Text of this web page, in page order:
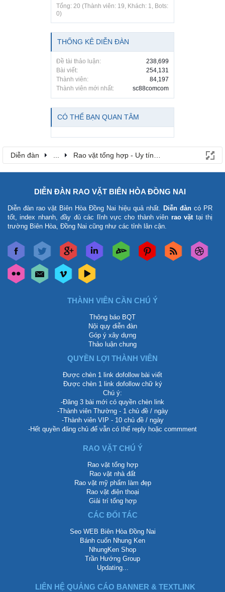
Tổng: 20 (Thành viên: 19, Khách: 1, Bots:
0)
THỐNG KÊ DIỄN ĐÀN
Đề tài thảo luận:
238,699
Bài viết:
254,131
Thành viên:
84,197
Thành viên mới nhất:
sc88comcom
CÓ THỂ BẠN QUAN TÂM
Diễn đàn Rao vặt tổng hợp - Uy tín - Miễn phí
DIỄN ĐÀN RAO VẶT BIÊN HÒA ĐỒNG NAI
Diễn đàn rao vặt Biên Hòa Đồng Nai hiệu quả nhất. Diễn đàn có PR
tốt, index nhanh, đầy đủ các lĩnh vực cho thành viên rao vặt tại thị
trường Biên Hòa, Đồng Nai cũng như các tỉnh lân cận.
THÀNH VIÊN CẦN CHÚ Ý
Thông báo BQT
Nội quy diễn đàn
Góp ý xây dựng
Thảo luận chung
QUYỀN LỢI THÀNH VIÊN
Được chèn 1 link dofollow bài viết
Được chèn 1 link dofollow chữ ký
Chú ý:
-Đăng 3 bài mới có quyền chèn link
-Thành viên Thường - 1 chủ đề / ngày
-Thành viên VIP - 10 chủ đề / ngày
-Hết quyền đăng chủ để vẫn có thể reply hoặc commment
RAO VẶT CHÚ Ý
Rao vặt tổng hợp
Rao vặt nhà đất
Rao vặt mỹ phẩm làm đẹp
Rao vặt điện thoại
Giải trí tổng hợp
CÁC ĐỐI TÁC
Seo WEB Biên Hòa Đồng Nai
Bánh cuốn Nhung Ken
NhungKen Shop
Trần Hướng Group
Updating...
LIÊN HỆ QUẢNG CÁO BANNER & TEXTLINK